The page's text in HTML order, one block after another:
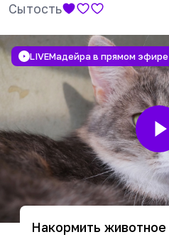
Сытость
LIVEМадейра в прямом эфире
Накормить животное